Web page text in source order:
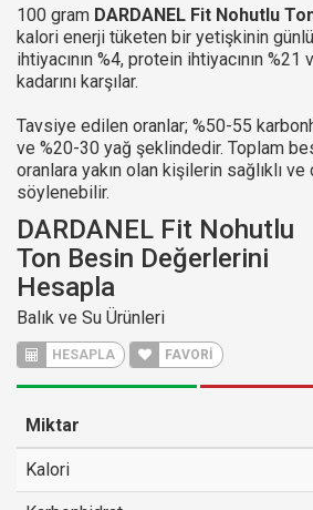
100 gram DARDANEL Fit Nohutlu
kalori enerji tüketen bir yetişkinin
ihtiyacının %4, protein ihtiyacının %21
kadarını karşılar.
Tavsiye edilen oranlar; %50-55
ve %20-30 yağ şeklindedir. Toplam
oranlara yakın olan kişilerin sağlıklı
söylenebilir.
DARDANEL Fit Nohutlu
Ton Besin Değerlerini
Hesapla
Balık ve Su Ürünleri
HESAPLA FAVORİ
Miktar
Kalori